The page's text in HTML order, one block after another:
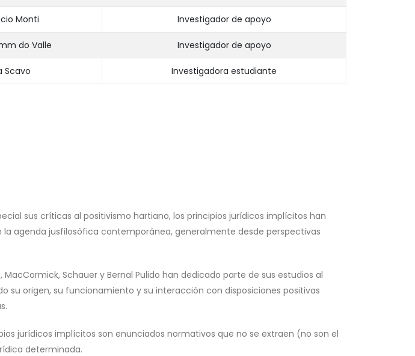
Monti Investigador de apoyo
do Valle Investigador de apoyo
Scavo Investigadora estudiante
sus críticas al positivismo hartiano, los principios jurídicos implícitos han
agenda jusfilosófica contemporánea, generalmente desde perspectivas
Schauer y Bernal Pulido han dedicado parte de sus estudios al
su origen, su funcionamiento y su interacción con disposiciones positivas
jurídicos implícitos son enunciados normativos que no se extraen (no son el
determinada.